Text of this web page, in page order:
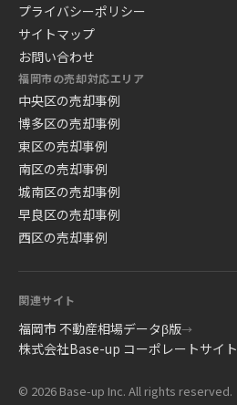
プライバシーポリシー
サイトマップ
お問い合わせ
福岡市の売却対応エリア
中央区の売却事例
博多区の売却事例
東区の売却事例
南区の売却事例
城南区の売却事例
早良区の売却事例
西区の売却事例
関連サイト
福岡市 不動産相場データβ版→
株式会社Base-up コーポレートサイト
© 2026 Base-up Inc. All rights reserved.